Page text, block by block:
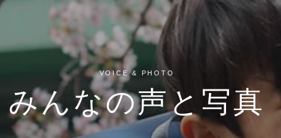
VOICE & PHOTO
みんなの声と写真